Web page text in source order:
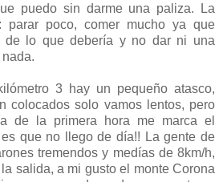
puedo sin darme una paliza. La
parar poco, comer mucho ya que
de lo que debería y no dar ni una
3 hay un pequeño atasco,
colocados solo vamos lentos, pero
de la primera hora me marca el
es que no llego de día!! La gente de
tremendos y medías de 8km/h,
salida, a mi gusto el monte Corona